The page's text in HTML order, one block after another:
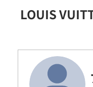
LOUIS